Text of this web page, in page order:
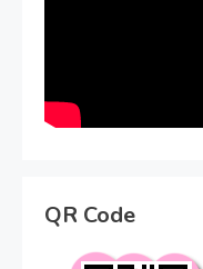
QR Code